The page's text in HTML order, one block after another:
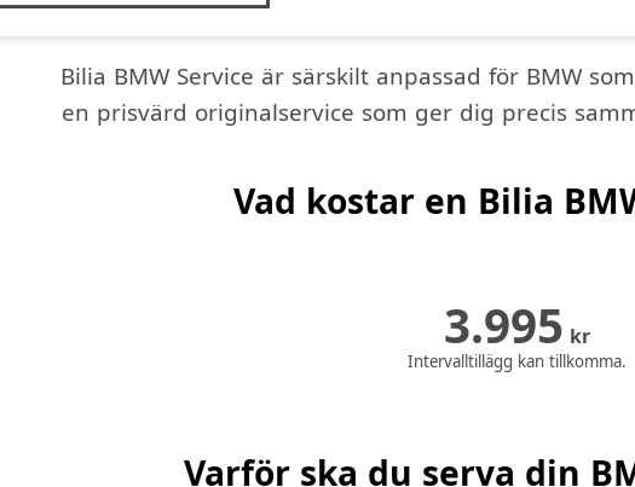
Bilia BMW Service är särskilt anpassad för BMW
en prisvärd originalservice som ger dig precis
Vad kostar en Bilia
3.995 kr
Intervalltillägg kan tillkomma.
Varför ska du serva din